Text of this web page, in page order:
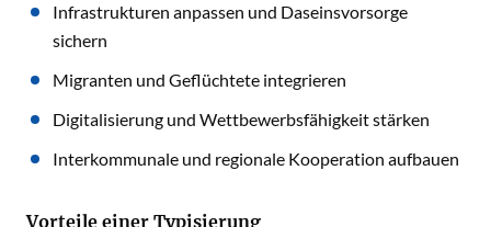
Infrastrukturen anpassen und Daseinsvorsorge
sichern
Migranten und Geflüchtete integrieren
Digitalisierung und Wettbewerbsfähigkeit stärken
Interkommunale und regionale Kooperation aufbauen
Vorteile einer Typisierung